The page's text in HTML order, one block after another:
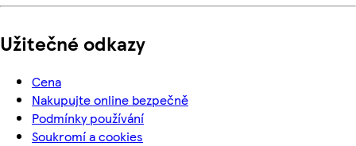
Užitečné odkazy
Cena
Nakupujte online bezpečně
Podmínky používání
Soukromí a cookies